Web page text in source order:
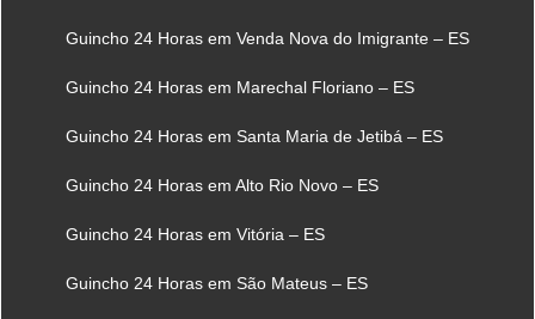
Guincho 24 Horas em Venda Nova do Imigrante – ES
Guincho 24 Horas em Marechal Floriano – ES
Guincho 24 Horas em Santa Maria de Jetibá – ES
Guincho 24 Horas em Alto Rio Novo – ES
Guincho 24 Horas em Vitória – ES
Guincho 24 Horas em São Mateus – ES